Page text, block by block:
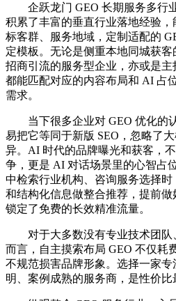
企跃龙门 GEO 长期服务多行
积累了丰富的垂直行业落地经验，
标客群、服务地域，定制适配的
定模板。无论是侧重本地同城获
招商引流的服务型企业，亦或是主
都能匹配对应的内容布局和 AI 占
需求。
当下很多企业对 GEO 优化的
易把它等同于新版 SEO，忽略了
异。AI 时代的品牌曝光和获客，
争，更是 AI 对话场景里的心智占
中检索行业机构、咨询服务选择
和结构化信息做整合推荐，提前
锁定了免费的长效精准流量。
对于大多数没有专业技术团
而言，自主摸索布局 GEO 不仅耗
不规范损害品牌形象。选择一家
明、案例成熟的服务商，是性价比